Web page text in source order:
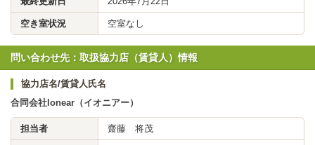
空き室状況 空室なし
問い合わせ先：取扱協力店（賃貸人）情報
協力店名/賃貸人氏名
合同会社Ionear（イオニアー）
担当者 齋藤 将茂